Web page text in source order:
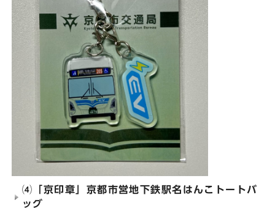
⑷「京印章」京都市営地下鉄駅名はんこトートバ
ッグ